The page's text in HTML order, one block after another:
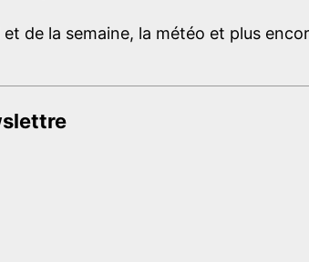
de la semaine, la météo et plus